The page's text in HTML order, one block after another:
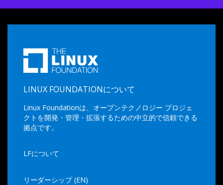
LINUX FOUNDATIONについて
Linux Foundationは、オープンテクノロジー プロジェ
クトを開発・管理・拡張するための中立的で信頼できる
拠点です。
LFについて
リーダーシップ (EN)